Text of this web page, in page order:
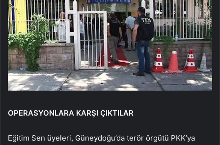
OPERASYONLARA KARŞI ÇIKTILAR
Eğitim Sen üyeleri, Güneydoğu’da terör örgütü PKK’ya